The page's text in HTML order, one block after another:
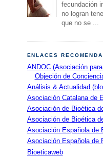
fecundación
no logran
que no se ...
ENLACES
ANDOC (Asociación
Objeción de
Análisis & Actualidad
Asociación Catalana de
Asociación de Bioética
Asociación de Bioética
Asociación Española de
Asociación Española de
Bioeticaweb